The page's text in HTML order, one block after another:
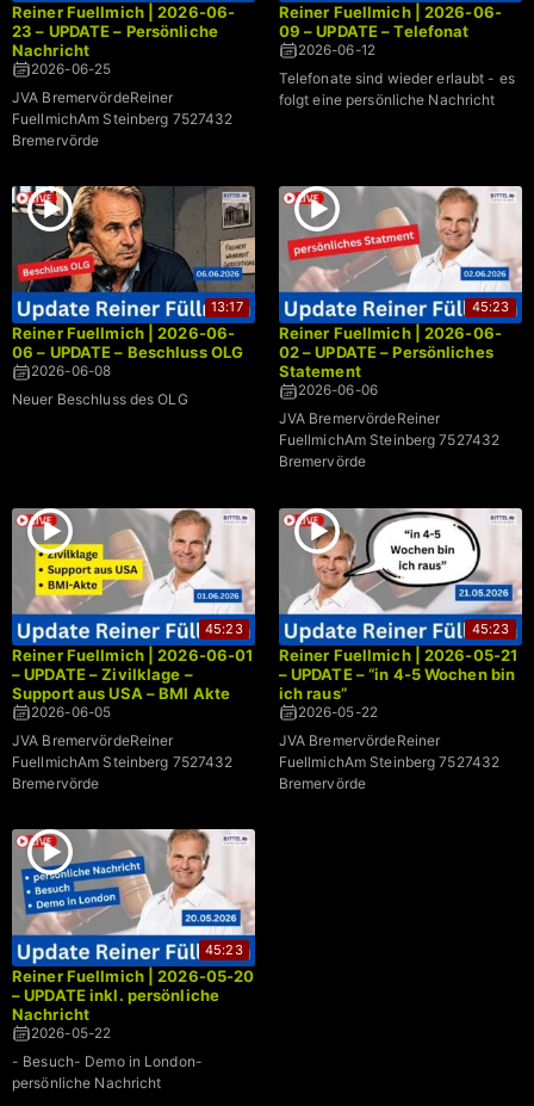
Reiner Fuellmich | 2026-06-
23 – UPDATE – Persönliche
Nachricht
2026-06-25
JVA BremervördeReiner
FuellmichAm Steinberg 7527432
Bremervörde
Reiner Fuellmich | 2026-06-
09 – UPDATE – Telefonat
2026-06-12
Telefonate sind wieder erlaubt - es
folgt eine persönliche Nachricht
13:17
Reiner Fuellmich | 2026-06-
06 – UPDATE – Beschluss OLG
2026-06-08
Neuer Beschluss des OLG
45:23
Reiner Fuellmich | 2026-06-
02 – UPDATE – Persönliches
Statement
2026-06-06
JVA BremervördeReiner
FuellmichAm Steinberg 7527432
Bremervörde
45:23
Reiner Fuellmich | 2026-06-01
– UPDATE – Zivilklage –
Support aus USA – BMI Akte
2026-06-05
JVA BremervördeReiner
FuellmichAm Steinberg 7527432
Bremervörde
45:23
Reiner Fuellmich | 2026-05-21
– UPDATE – “in 4-5 Wochen bin
ich raus”
2026-05-22
JVA BremervördeReiner
FuellmichAm Steinberg 7527432
Bremervörde
45:23
Reiner Fuellmich | 2026-05-20
– UPDATE inkl. persönliche
Nachricht
2026-05-22
- Besuch- Demo in London-
persönliche Nachricht